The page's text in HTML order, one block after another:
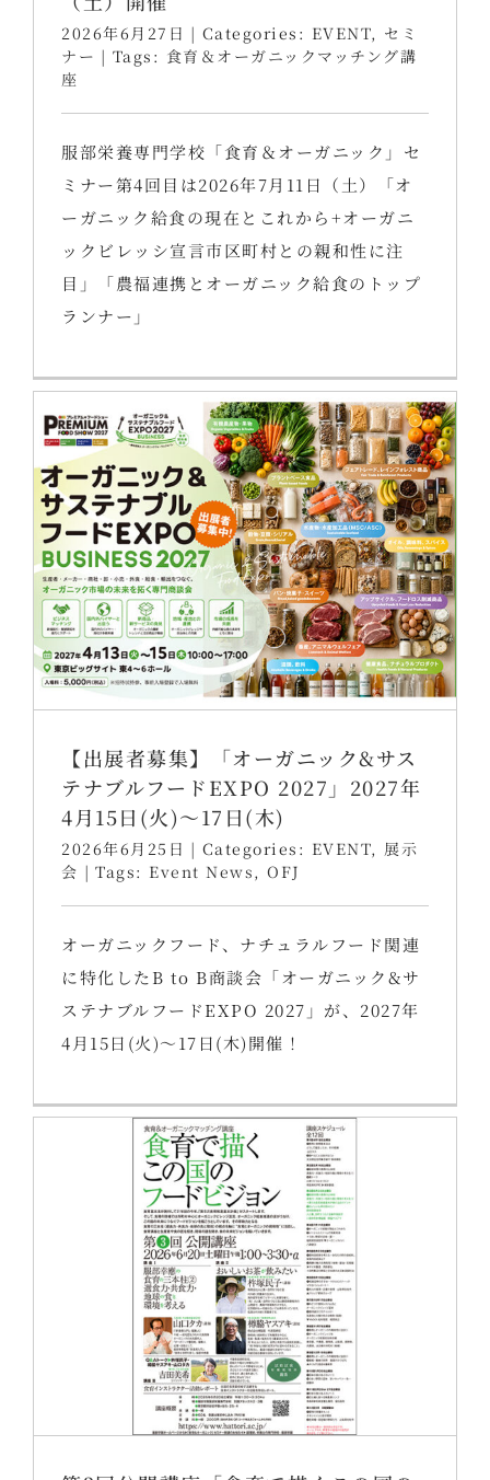
2026年6月27日 | Categories: EVENT, セミ
ナー | Tags: 食育＆オーガニックマッチング講
座
服部栄養専門学校「食育＆オーガニック」セ
ミナー第4回目は2026年7月11日（土）「オ
ーガニック給食の現在とこれから+オーガニ
ックビレッシ宣言市区町村との親和性に注
目」「農福連携とオーガニック給食のトップ
ランナー」
【出展者募集】「オーガニック&サス
テナブルフードEXPO 2027」2027年
4月15日(火)～17日(木)
2026年6月25日 | Categories: EVENT, 展示
会 | Tags: Event News , OFJ
オーガニックフード、ナチュラルフード関連
に特化したB to B商談会「オーガニック&サ
ステナブルフードEXPO 2027」が、2027年
4月15日(火)～17日(木)開催！